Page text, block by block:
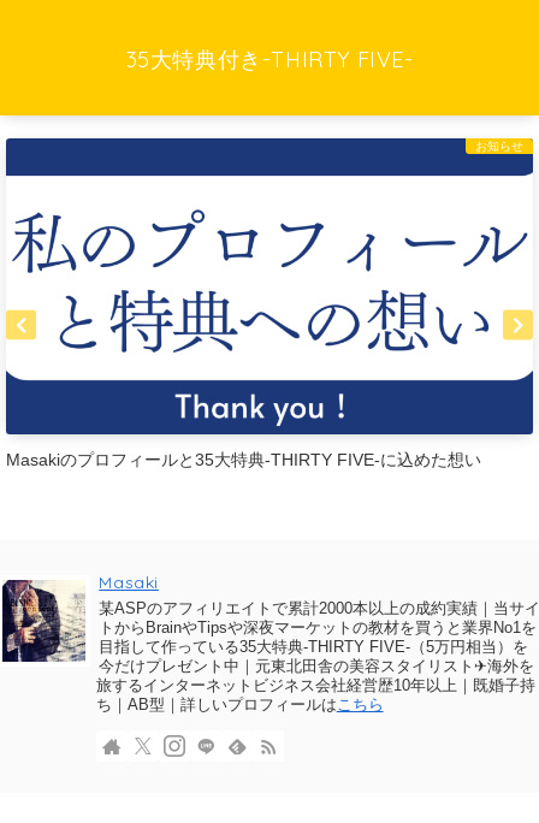
35大特典付き-THIRTY FIVE-
と35大特典-THIRTY FIVE-に込めた想い
Brain&Tips&深夜マ
Masaki
某ASPのアフィリエイトで累計2000本以上の成約実績｜当サ
トからBrainやTipsや深夜マーケットの教材を買うと業界No1を
目指して作っている35大特典-THIRTY FIVE-（5万円相当）を
今だけプレゼント中｜元東北田舎の美容スタイリスト✈海外を
旅するインターネットビジネス会社経営歴10年以上｜既婚子持
ち｜AB型｜詳しいプロフィールはこちら